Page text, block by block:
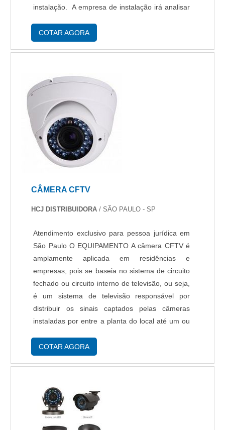
instalação. A empresa de instalação irá analisar
tecnologia de câmeras que serão empregadas,
COTAR AGORA
CÂMERA CFTV
HCJ DISTRIBUIDORA/ SÃO PAULO - SP
Atendimento exclusivo para pessoa jurídica em
São Paulo O EQUIPAMENTO A câmera CFTV é
amplamente aplicada em residências e
empresas, pois se baseia no sistema de circuito
fechado ou circuito interno de televisão, ou seja,
é um sistema de televisão responsável por
distribuir os sinais captados pelas câmeras
instaladas por entre a planta do local até um ou
VANTAGENS DO SISTEMA Com o uso da
câmera CFT...
COTAR AGORA